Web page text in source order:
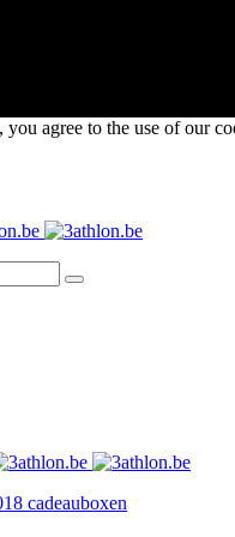
agree to the use of our